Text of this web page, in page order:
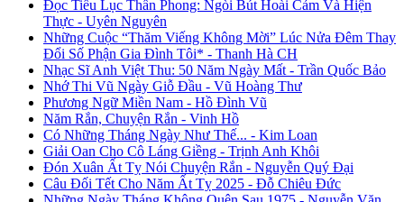
Đọc Tiểu Lục Thần Phong: Ngòi Bút Hoài Cảm Và Hiện
Thực - Uyên Nguyên
Những Cuộc “Thăm Viếng Không Mời” Lúc Nửa Đêm Thay
Đổi Số Phận Gia Đình Tôi* - Thanh Hà CH
Nhạc Sĩ Anh Việt Thu: 50 Năm Ngày Mất - Trần Quốc Bảo
Nhớ Thi Vũ Ngày Giỗ Đầu - Vũ Hoàng Thư
Phương Ngữ Miền Nam - Hồ Đình Vũ
Năm Rắn, Chuyện Rắn - Vinh Hồ
Có Những Tháng Ngày Như Thế... - Kim Loan
Giải Oan Cho Cô Láng Giềng - Trịnh Anh Khôi
Đón Xuân Ất Tỵ Nói Chuyện Rắn - Nguyễn Quý Đại
Câu Đối Tết Cho Năm Ất Tỵ 2025 - Đỗ Chiêu Đức